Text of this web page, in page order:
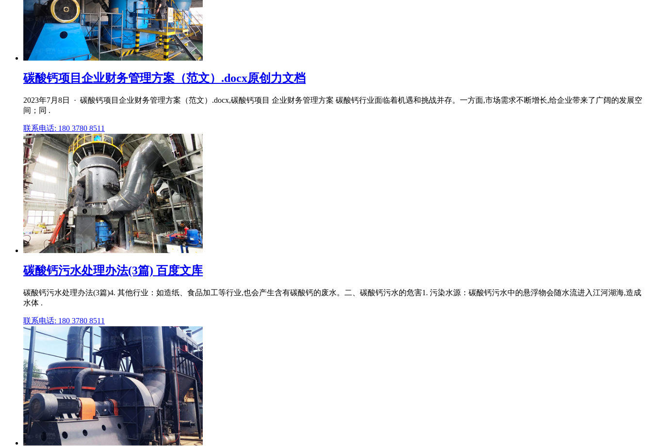
碳酸钙项目企业财务管理方案（范文）.docx原创力文档
2023年7月8日 · 碳酸钙项目企业财务管理方案（范文）.docx,碳酸钙项目 企业财务管理方案 碳酸钙行业面临着机遇和挑战并存。一方面,市场需求不断增长,给企业带来了广阔的发展空
间；同 .
联系电话: 180 3780 8511
碳酸钙污水处理办法(3篇) 百度文库
碳酸钙污水处理办法(3篇)4. 其他行业：如造纸、食品加工等行业,也会产生含有碳酸钙的废水。二、碳酸钙污水的危害1. 污染水源：碳酸钙污水中的悬浮物会随水流进入江河湖海,造成
水体 .
联系电话: 180 3780 8511